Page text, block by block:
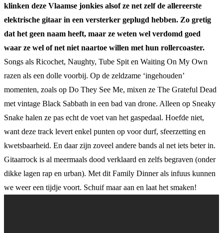
klinken deze Vlaamse jonkies alsof ze net zelf de allereerste
elektrische gitaar in een versterker geplugd hebben. Zo gretig
dat het geen naam heeft, maar ze weten wel verdomd goed
waar ze wel of net niet naartoe willen met hun rollercoaster.
Songs als Ricochet, Naughty, Tube Spit en Waiting On My Own
razen als een dolle voorbij. Op de zeldzame ‘ingehouden’
momenten, zoals op Do They See Me, mixen ze The Grateful Dead
met vintage Black Sabbath in een bad van drone. Alleen op Sneaky
Snake halen ze pas echt de voet van het gaspedaal. Hoefde niet,
want deze track levert enkel punten op voor durf, sfeerzetting en
kwetsbaarheid. En daar zijn zoveel andere bands al net iets beter in.
Gitaarrock is al meermaals dood verklaard en zelfs begraven (onder
dikke lagen rap en urban). Met dit Family Dinner als infuus kunnen
we weer een tijdje voort. Schuif maar aan en laat het smaken!